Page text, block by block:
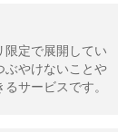
限定で展開してい
ぶやけないことや
サービスです。